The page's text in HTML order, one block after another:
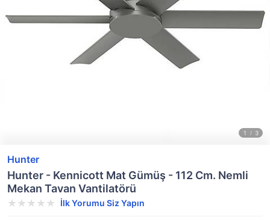
Hunter
Hunter - Kennicott Mat Gümüş - 112 Cm. Nemli
Mekan Tavan Vantilatörü
İlk Yorumu Siz Yapın